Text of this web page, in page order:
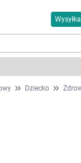
Dziecko